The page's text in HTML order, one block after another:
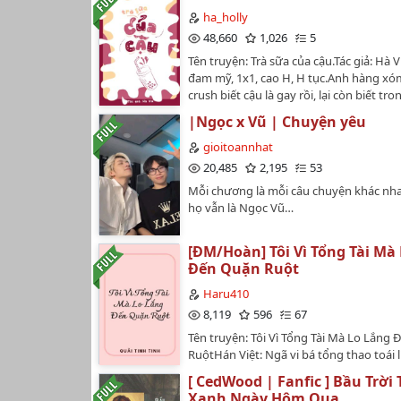
yên tâm nhảy hố.Bản dịch chưa có sự
tác giảCảnh Báo : mình có sử dụng AI để
đừng để lại bình luận tiêu cực! Xin cảm
ha_holly
48,660
1,026
5
Tên truyện: Trà sữa của cậu.Tác giả: Hà
đam mỹ, 1x1, cao H, H tục.Anh hàng
crush biết cậu là gay rồi, lại còn biết
nhau rồi?!***Cảnh báo:Truyện H tục
cho trẻ em, mong các bạn cân nhắc
|Ngọc x Vũ | Chuyện yêu
gioitoannhat
20,485
2,195
53
Mỗi chương là mỗi câu chuyện khác
họ vẫn là Ngọc Vũ…
[ĐM/Hoàn] Tôi Vì Tổng Tài Mà
Đến Quặn Ruột
Haru410
8,119
596
67
Tên truyện: Tôi Vì Tổng Tài Mà Lo Lắng
RuộtHán Việt: Ngã vi bá tổng thao toái
trạng đăng: Hoàn thành [6/7/2025 - 23/
[ CedWood | Fanfic ] Bầu Trời